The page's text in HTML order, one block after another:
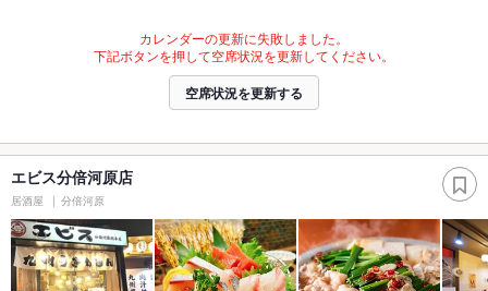
カレンダーの更新に失敗しました。
下記ボタンを押して空席状況を更新してください。
空席状況を更新する
エビス分倍河原店
居酒屋 分倍河原